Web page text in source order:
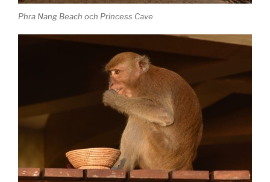
Phra Nang Beach och Princess Cave